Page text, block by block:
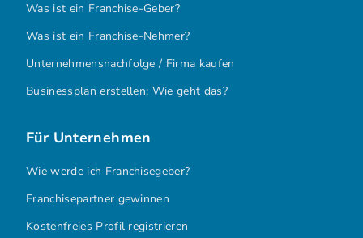
Was ist ein Franchise-Geber?
Was ist ein Franchise-Nehmer?
Unternehmensnachfolge / Firma kaufen
Businessplan erstellen: Wie geht das?
Für Unternehmen
Wie werde ich Franchisegeber?
Franchisepartner gewinnen
Kostenfreies Profil registrieren